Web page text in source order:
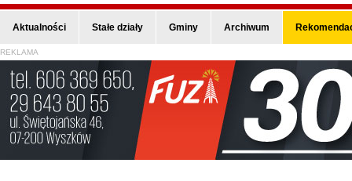
Aktualności Stałe działy Gminy Archiwum
REKLAMA